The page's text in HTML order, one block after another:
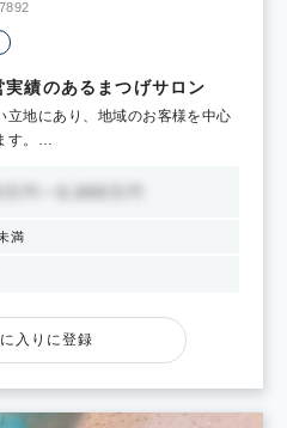
績のあるまつげサロン
立地にあり、地域のお客様を中心
す。…
満
入りに登録